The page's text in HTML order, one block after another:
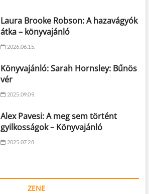
Laura Brooke Robson: A hazavágyók
átka – könyvajánló
2026.06.15.
Könyvajánló: Sarah Hornsley: Bűnös
vér
2025.09.09.
Alex Pavesi: A meg sem történt
gyilkosságok – Könyvajánló
2025.07.28.
ZENE